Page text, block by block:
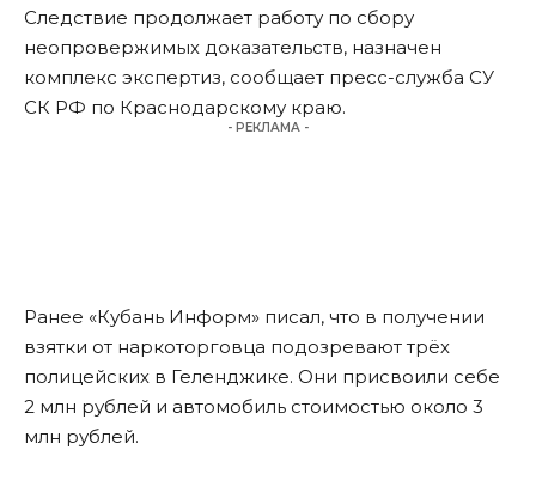
Следствие продолжает работу по сбору
неопровержимых доказательств, назначен
комплекс экспертиз, сообщает пресс-служба СУ
СК РФ по Краснодарскому краю.
- РЕКЛАМА -
Ранее «Кубань Информ» писал, что в получении
взятки от наркоторговца подозревают трёх
полицейских в Геленджике. Они присвоили себе
2 млн рублей и автомобиль стоимостью около 3
млн рублей.